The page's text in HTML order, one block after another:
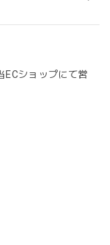
ECショップにて営
ーズ独特の可